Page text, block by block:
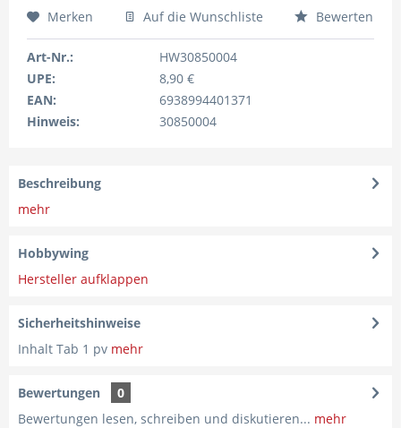
Merken Auf die Wunschliste Bewerten
Art-Nr.:
HW30850004
UPE:
8,90 €
EAN:
6938994401371
Hinweis:
30850004
Beschreibung
mehr
Hobbywing
Hersteller aufklappen
Sicherheitshinweise
Inhalt Tab 1 pv mehr
Bewertungen
0
Bewertungen lesen, schreiben und diskutieren... mehr